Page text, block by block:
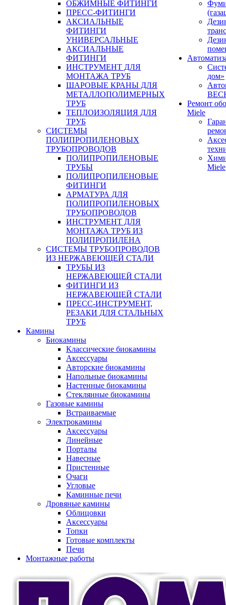
ОБЖИМНЫЕ ФИТИНГИ
ПРЕСС-ФИТИНГИ
АКСИАЛЬНЫЕ
ФИТИНГИ
УНИВЕРСАЛЬНЫЕ
АКСИАЛЬНЫЕ
ФИТИНГИ
ИНСТРУМЕНТ ДЛЯ
МОНТАЖА ТРУБ
ШАРОВЫЕ КРАНЫ ДЛЯ
МЕТАЛЛОПОЛИМЕРНЫХ
ТРУБ
ТЕПЛОИЗОЛЯЦИЯ ДЛЯ
ТРУБ
СИСТЕМЫ
ПОЛИПРОПИЛЕНОВЫХ
ТРУБОПРОВОДОВ
ПОЛИПРОПИЛЕНОВЫЕ
ТРУБЫ
ПОЛИПРОПИЛЕНОВЫЕ
ФИТИНГИ
АРМАТУРА ДЛЯ
ПОЛИПРОПИЛЕНОВЫХ
ТРУБОПРОВОДОВ
ИНСТРУМЕНТ ДЛЯ
МОНТАЖА ТРУБ ИЗ
ПОЛИПРОПИЛЕНА
СИСТЕМЫ ТРУБОПРОВОДОВ
ИЗ НЕРЖАВЕЮЩЕЙ СТАЛИ
ТРУБЫ ИЗ
НЕРЖАВЕЮЩЕЙ СТАЛИ
ФИТИНГИ ИЗ
НЕРЖАВЕЮЩЕЙ СТАЛИ
ПРЕСС-ИНСТРУМЕНТ,
РЕЗАКИ ДЛЯ СТАЛЬНЫХ
ТРУБ
Камины
Биокамины
Классические биокамины
Аксессуары
Авторские биокамины
Напольные биокамины
Настенные биокамины
Стеклянные биокамины
Газовые камины
Встраиваемые
Электрокамины
Аксессуары
Линейные
Порталы
Навесные
Пристенные
Очаги
Угловые
Каминные печи
Дровяные камины
Облицовки
Аксессуары
Топки
Готовые комплекты
Печи
Монтажные работы
дом»
Ремонт
Miele
Miele